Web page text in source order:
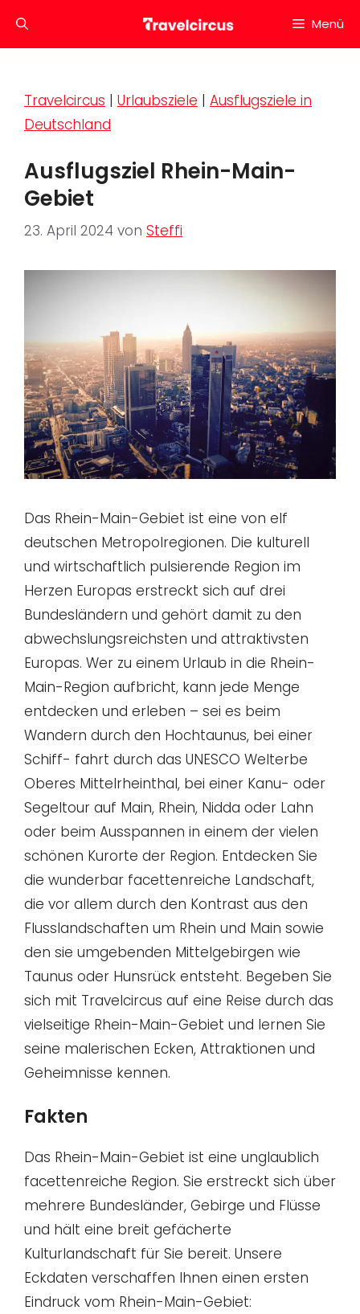
Inhalt
Menü
Travelcircus | Urlaubsziele | Ausflugsziele in
Deutschland
Ausflugsziel Rhein-Main-
Gebiet
23. April 2024 von Steffi
Das Rhein-Main-Gebiet ist eine von elf
deutschen Metropolregionen. Die kulturell
und wirtschaftlich pulsierende Region im
Herzen Europas erstreckt sich auf drei
Bundesländern und gehört damit zu den
abwechslungsreichsten und attraktivsten
Europas. Wer zu einem Urlaub in die Rhein-
Main-Region aufbricht, kann jede Menge
entdecken und erleben – sei es beim
Wandern durch den Hochtaunus, bei einer
Schiff- fahrt durch das UNESCO Welterbe
Oberes Mittelrheinthal, bei einer Kanu- oder
Segeltour auf Main, Rhein, Nidda oder Lahn
oder beim Ausspannen in einem der vielen
schönen Kurorte der Region. Entdecken Sie
die wunderbar facettenreiche Landschaft,
die vor allem durch den Kontrast aus den
Flusslandschaften um Rhein und Main sowie
den sie umgebenden Mittelgebirgen wie
Taunus oder Hunsrück entsteht. Begeben Sie
sich mit Travelcircus auf eine Reise durch das
vielseitige Rhein-Main-Gebiet und lernen Sie
seine malerischen Ecken, Attraktionen und
Geheimnisse kennen.
Fakten
Das Rhein-Main-Gebiet ist eine unglaublich
facettenreiche Region. Sie erstreckt sich über
mehrere Bundesländer, Gebirge und Flüsse
und hält eine breit gefächerte
Kulturlandschaft für Sie bereit. Unsere
Eckdaten verschaffen Ihnen einen ersten
Eindruck vom Rhein-Main-Gebiet: